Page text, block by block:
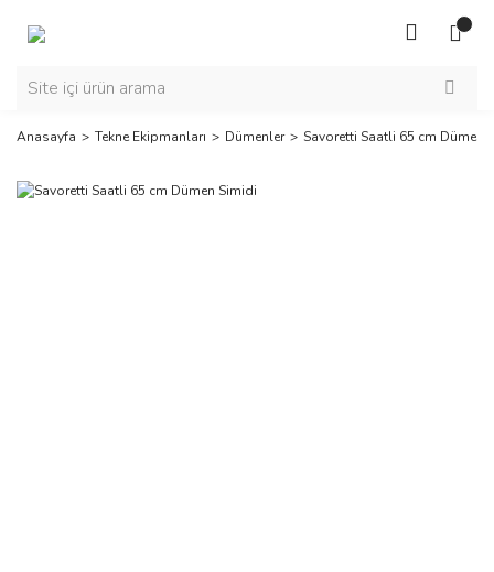
Anasayfa Tekne Ekipmanları Dümenler Savoretti Saatli 65 cm Dümen